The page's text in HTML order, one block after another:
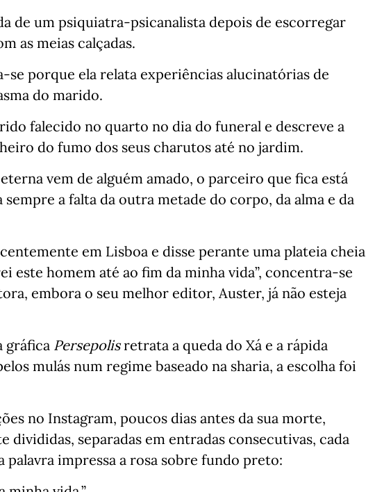
de um psiquiatra-psicanalista depois de escorregar
as meias calçadas.
porque ela relata experiências alucinatórias de
do marido.
falecido no quarto no dia do funeral e descreve a
do fumo dos seus charutos até no jardim.
vem de alguém amado, o parceiro que fica está
a falta da outra metade do corpo, da alma e da
em Lisboa e disse perante uma plateia cheia
este homem até ao fim da minha vida”, concentra-se
embora o seu melhor editor, Auster, já não esteja
gráfica Persepolisretrata a queda do Xá e a rápida
mulás num regime baseado na sharia, a escolha foi
no Instagram, poucos dias antes da sua morte,
divididas, separadas em entradas consecutivas, cada
palavra impressa a rosa sobre fundo preto: